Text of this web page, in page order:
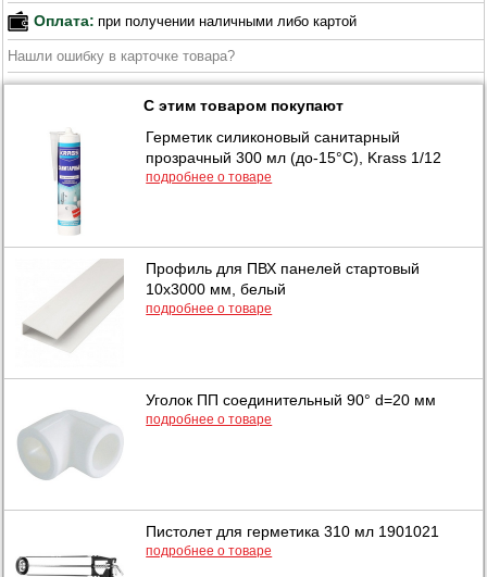
Оплата: при получении наличными либо картой
Нашли ошибку в карточке товара?
С этим товаром покупают
Герметик силиконовый санитарный
прозрачный 300 мл (до-15°C), Krass 1/12
подробнее о товаре
Профиль для ПВХ панелей стартовый
10х3000 мм, белый
подробнее о товаре
Уголок ПП соединительный 90° d=20 мм
подробнее о товаре
Пистолет для герметика 310 мл 1901021
подробнее о товаре